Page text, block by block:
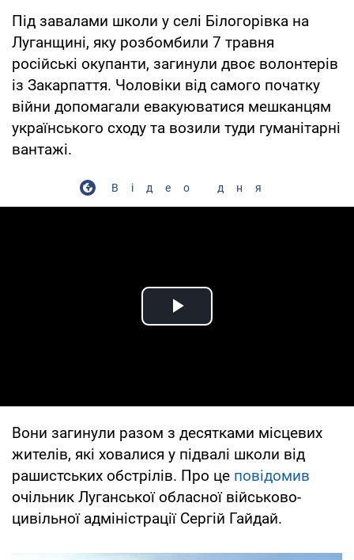
Під завалами школи у селі Білогорівка на
Луганщині, яку розбомбили 7 травня
російські окупанти, загинули двоє волонтерів
із Закарпаття. Чоловіки від самого початку
війни допомагали евакуюватися мешканцям
українського сходу та возили туди гуманітарні
вантажі.
Відео дня
Play Video
Вони загинули разом з десятками місцевих
жителів, які ховалися у підвалі школи від
рашистських обстрілів. Про це повідомив
очільник Луганської обласної військово-
цивільної адміністрації Сергій Гайдай.